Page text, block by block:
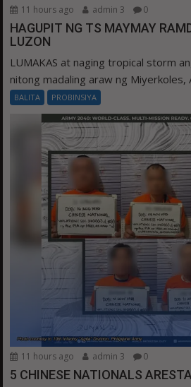
11 hours ago admin 3 0
HAGUPIT NG TS MAYMAY
LUZON
LUMAKAS at naging tropical storm
nitong madaling araw ng Miyerkoles,
BALITA PROBINSIYA
11 hours ago admin 3 0
5 CHINESE NATIONALS